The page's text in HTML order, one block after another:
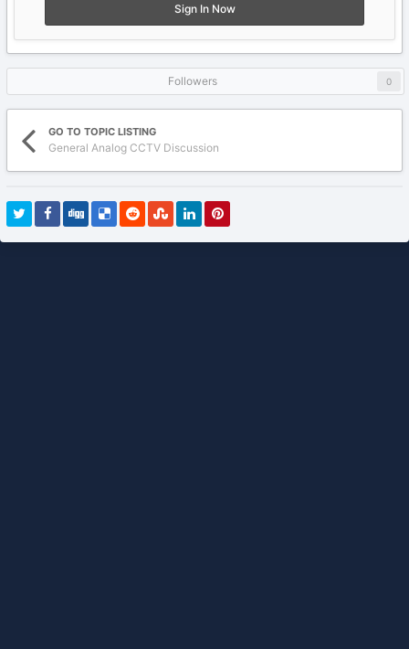
Sign In Now
Followers 0
GO TO TOPIC LISTING
General Analog CCTV Discussion